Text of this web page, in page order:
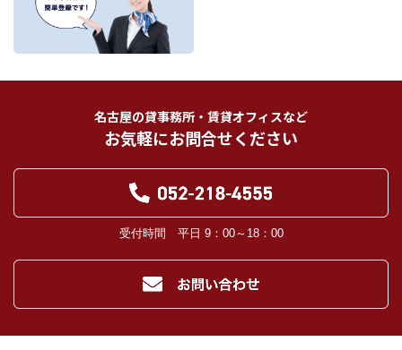
は停止いたします。
お客様から委託を受けた事項についての契約の相手方となる者、その見込者。
他の宅地建物取引業者。
取引業者に義務付けられます。）
登記に関する司法書士、土地家屋調査士。
対象不動産について管理の必要がある場合における管理業者。
当社の管理が生じる場合は、管理委託契約の重要事項説明書に定める業務委託
先及び管理費引き落としの際の振込先金融機関、管理組合役員。
入居者様が賃料を滞納した場合の滞納取立者。
当社のデータベース等に対する必要な安全管理措置を実施いたします。
フリーワード検索
名古屋の貸事務所・賃貸オフィスなど
お気軽にお問合せください
受付時間 平日 9：00～18：00